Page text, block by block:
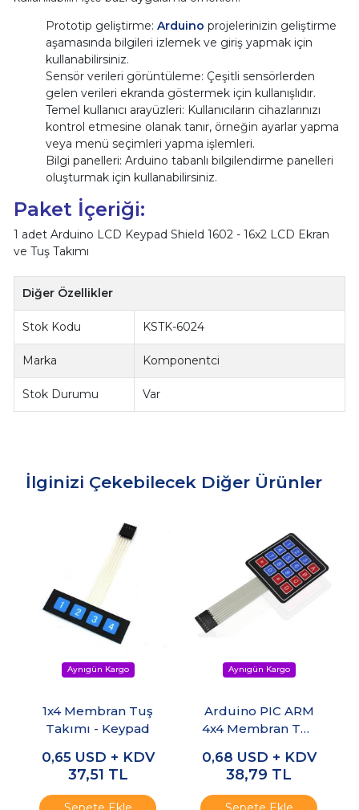
Prototip geliştirme: Arduino projelerinizin geliştirme
aşamasında bilgileri izlemek ve giriş yapmak için
kullanabilirsiniz.
Sensör verileri görüntüleme: Çeşitli sensörlerden
gelen verileri ekranda göstermek için kullanışlıdır.
Temel kullanıcı arayüzleri: Kullanıcıların cihazlarınızı
kontrol etmesine olanak tanır, örneğin ayarlar yapma
veya menü seçimleri yapma işlemleri.
Bilgi panelleri: Arduino tabanlı bilgilendirme panelleri
oluşturmak için kullanabilirsiniz.
Paket İçeriği:
1 adet Arduino LCD Keypad Shield 1602 - 16x2 LCD Ekran
ve Tuş Takımı
Diğer Özellikler
Stok Kodu KSTK-6024
Marka Komponentci
Stok Durumu Var
İlginizi Çekebilecek Diğer Ürünler
1x4 Membran Tuş
Takımı - Keypad
0,65 USD + KDV
37,51 TL
Arduino PIC ARM
4x4 Membran Tuş
0,68 USD + KDV
38,79 TL